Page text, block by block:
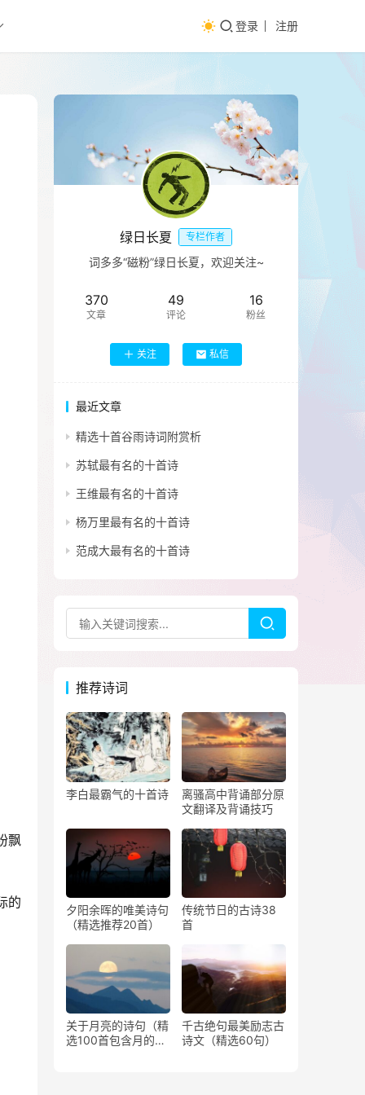
登录 注册
飘
的
绿日长夏 专栏作者
词多多“磁粉”绿日长夏，欢迎关注~
370
文章
49
评论
16
粉丝
关注 私信
最近文章
精选十首谷雨诗词附赏析
苏轼最有名的十首诗
王维最有名的十首诗
杨万里最有名的十首诗
范成大最有名的十首诗
推荐诗词
李白最霸气的十首诗
离骚高中背诵部分原
文翻译及背诵技巧
夕阳余晖的唯美诗句
（精选推荐20首）
传统节日的古诗38
首
关于月亮的诗句（精
选100首包含月的古
千古绝句最美励志古
诗文（精选60句）